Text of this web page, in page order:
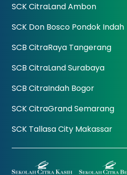
SCK CitraLand Ambon
SCK Don Bosco Pondok Indah
SCB CitraRaya Tangerang
SCB CitraLand Surabaya
SCB CitraIndah Bogor
SCK CitraGrand Semarang
SCK Tallasa City Makassar